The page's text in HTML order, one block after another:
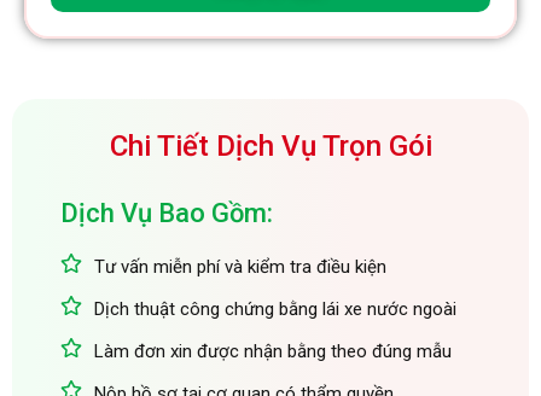
Chi Tiết Dịch Vụ Trọn Gói
Dịch Vụ Bao Gồm:
Tư vấn miễn phí và kiểm tra điều kiện
Dịch thuật công chứng bằng lái xe nước ngoài
Làm đơn xin được nhận bằng theo đúng mẫu